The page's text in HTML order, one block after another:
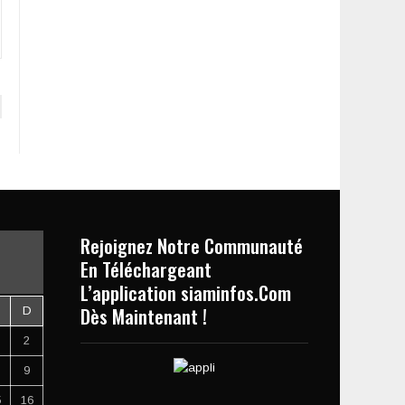
D
2
9
16
Rejoignez Notre Communauté
En Téléchargeant
L’application siaminfos.Com
Dès Maintenant !